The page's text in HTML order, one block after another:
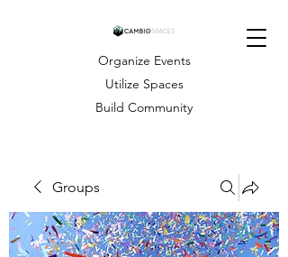
Organize Events
Utilize Spaces
Build Community
Groups